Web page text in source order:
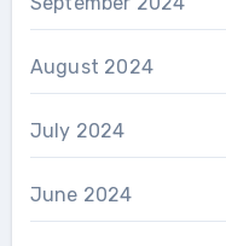
August 2024
July 2024
June 2024